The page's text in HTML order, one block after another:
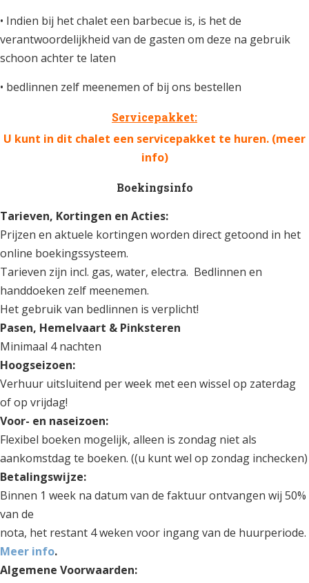
• Indien bij het chalet een barbecue is, is het de
verantwoordelijkheid van de gasten om deze na gebruik
schoon achter te laten
• bedlinnen zelf meenemen of bij ons bestellen
Servicepakket:
U kunt in dit chalet een servicepakket te huren. (meer
info)
Boekingsinfo
Tarieven, Kortingen en Acties:
Prijzen en aktuele kortingen worden direct getoond in het
online boekingssysteem.
Tarieven zijn incl. gas, water, electra. Bedlinnen en
handdoeken zelf meenemen.
Het gebruik van bedlinnen is verplicht!
Pasen, Hemelvaart & Pinksteren
Minimaal 4 nachten
Hoogseizoen:
Verhuur uitsluitend per week met een wissel op zaterdag
of op vrijdag!
Voor- en naseizoen:
Flexibel boeken mogelijk, alleen is zondag niet als
aankomstdag te boeken. ((u kunt wel op zondag inchecken)
Betalingswijze:
Binnen 1 week na datum van de faktuur ontvangen wij 50%
van de
nota, het restant 4 weken voor ingang van de huurperiode.
Meer info.
Algemene Voorwaarden: